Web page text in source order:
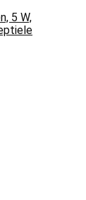
5 W,